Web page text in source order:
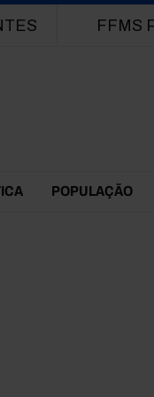
FFMS
POPULAÇÃO